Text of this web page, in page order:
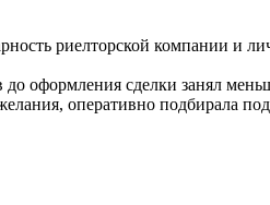
риелторской компании и
до оформления сделки занял
оперативно подбирала